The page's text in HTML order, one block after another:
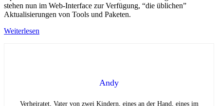
stehen nun im Web-Interface zur Verfügung, “die üblichen”
Aktualisierungen von Tools und Paketen.
Weiterlesen
Andy
Verheiratet, Vater von zwei Kindern, eines an der Hand, eines im